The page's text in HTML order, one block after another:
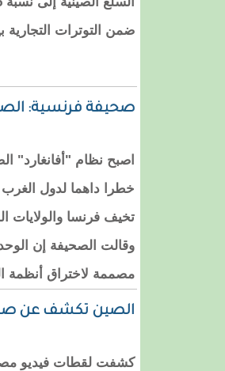
ضمن التوترات التجارية
صحيفة فرنسية:
اصبح نظام "أفانغارد"
تخيف فرنسا والولايات
وقالت الصحيفة إن
مصممة لاختراق أنظمة
الصين تكشف عن
كشفت لقطات فيديو